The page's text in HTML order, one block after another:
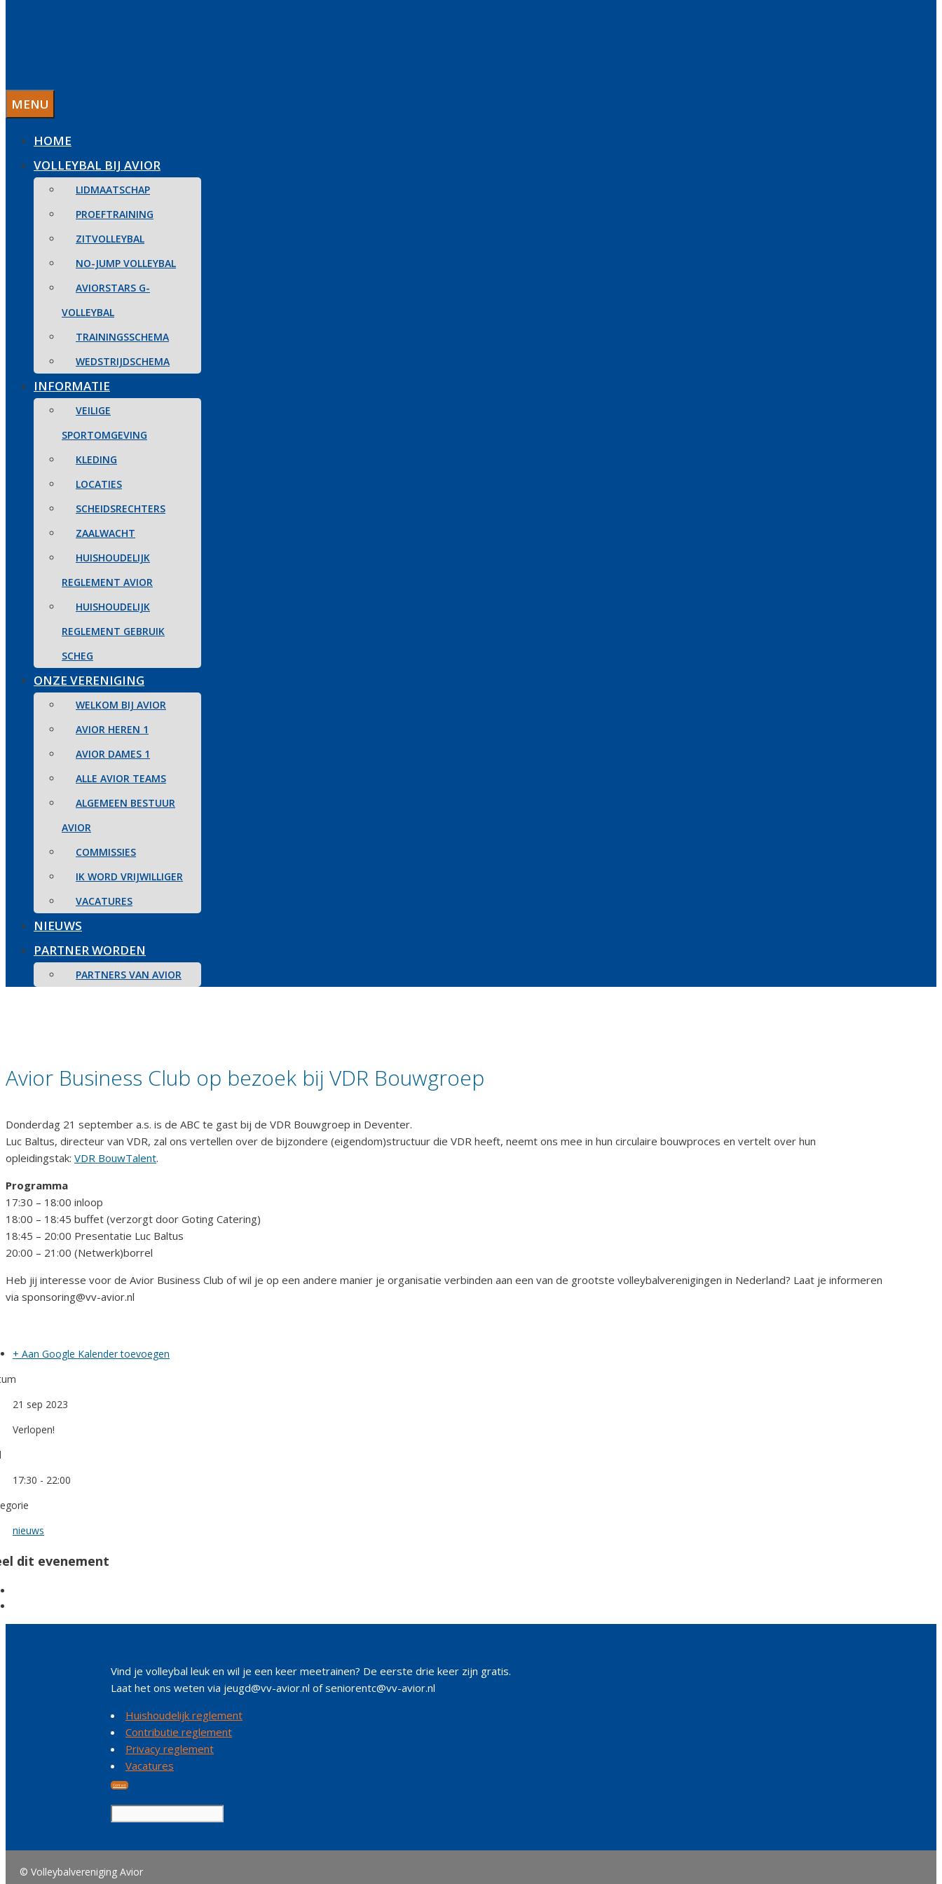
MENU
HOME
VOLLEYBAL BIJ AVIOR
LIDMAATSCHAP
PROEFTRAINING
ZITVOLLEYBAL
NO-JUMP VOLLEYBAL
AVIORSTARS G-
VOLLEYBAL
TRAININGSSCHEMA
WEDSTRIJDSCHEMA
INFORMATIE
VEILIGE
SPORTOMGEVING
KLEDING
LOCATIES
SCHEIDSRECHTERS
ZAALWACHT
HUISHOUDELIJK
REGLEMENT AVIOR
HUISHOUDELIJK
REGLEMENT GEBRUIK
SCHEG
ONZE VERENIGING
WELKOM BIJ AVIOR
AVIOR HEREN 1
AVIOR DAMES 1
ALLE AVIOR TEAMS
ALGEMEEN BESTUUR
AVIOR
COMMISSIES
IK WORD VRIJWILLIGER
VACATURES
NIEUWS
PARTNER WORDEN
PARTNERS VAN AVIOR
Avior Business Club op bezoek bij VDR Bouwgroep
Donderdag 21 september a.s. is de ABC te gast bij de VDR Bouwgroep in Deventer.
Luc Baltus, directeur van VDR, zal ons vertellen over de bijzondere (eigendom)structuur die VDR heeft, neemt ons mee in hun circulaire bouwproces en vertelt over hun
opleidingstak: VDR BouwTalent.
Programma
17:30 – 18:00 inloop
18:00 – 18:45 buffet (verzorgt door Goting Catering)
18:45 – 20:00 Presentatie Luc Baltus
20:00 – 21:00 (Netwerk)borrel
Heb jij interesse voor de Avior Business Club of wil je op een andere manier je organisatie verbinden aan een van de grootste volleybalverenigingen in Nederland? Laat je informeren
via sponsoring@vv-avior.nl
+ Aan Google Kalender toevoegen
21 sep 2023
Verlopen!
17:30 - 22:00
nieuws
dit evenement
Vind je volleybal leuk en wil je een keer meetrainen? De eerste drie keer zijn gratis.
Laat het ons weten via jeugd@vv-avior.nl of seniorentc@vv-avior.nl
Huishoudelijk reglement
Contributie reglement
Privacy reglement
Vacatures
Contact
© Volleybalvereniging Avior